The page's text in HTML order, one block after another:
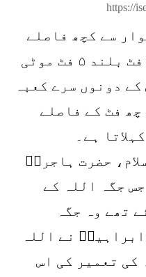
https://
سے کچھ فاصلے
پر سفید سنگ مر مر کی ۳ فٹ بلند ۵ فٹ موٹی
دونوں سرے کعبہ
فٹ کے فاصلے
ہے۔
حضرت ہاجرہؓ
جگہ اللہ کے
تھے وہ جگہ
نے اللہ
کی تعمیر کی اس